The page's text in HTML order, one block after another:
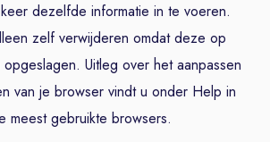
dezelfde informatie in te voeren.
zelf verwijderen omdat deze op
Uitleg over het aanpassen
van je browser vindt u onder Help in
meest gebruikte browsers.